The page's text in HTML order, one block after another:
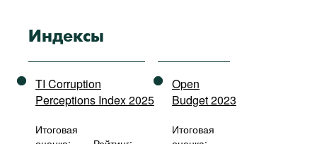
Индексы
TI Corruption
Perceptions Index 2025
Итоговая
Open
Budget 2023
Итоговая